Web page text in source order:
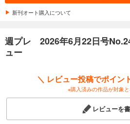
590円 (税込)
あらすじを表示する
あらすじを表示する
新刊オート購入について
週プレ 2026年6月22日号
ュー
＼ レビュー投稿でポイン
※購入済みの作品が対象
レビューを